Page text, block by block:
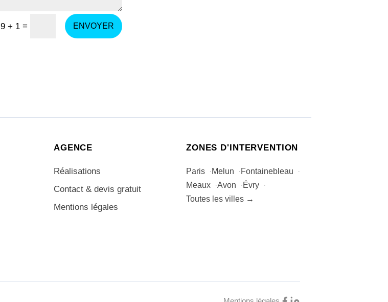
9 + 1 = ENVOYER
AGENCE
Réalisations
Contact & devis gratuit
Mentions légales
ZONES D'INTERVENTION
Paris Melun
Fontainebleau
Meaux
Avon
Évry
Toutes les villes →